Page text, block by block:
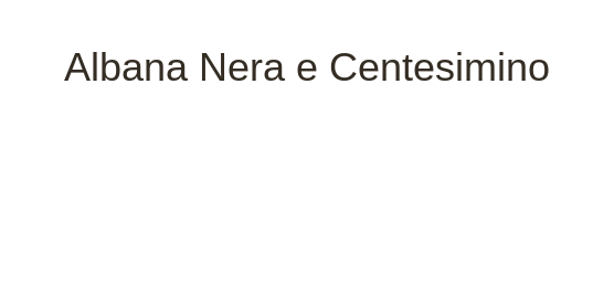
Albana Nera e Centesimino